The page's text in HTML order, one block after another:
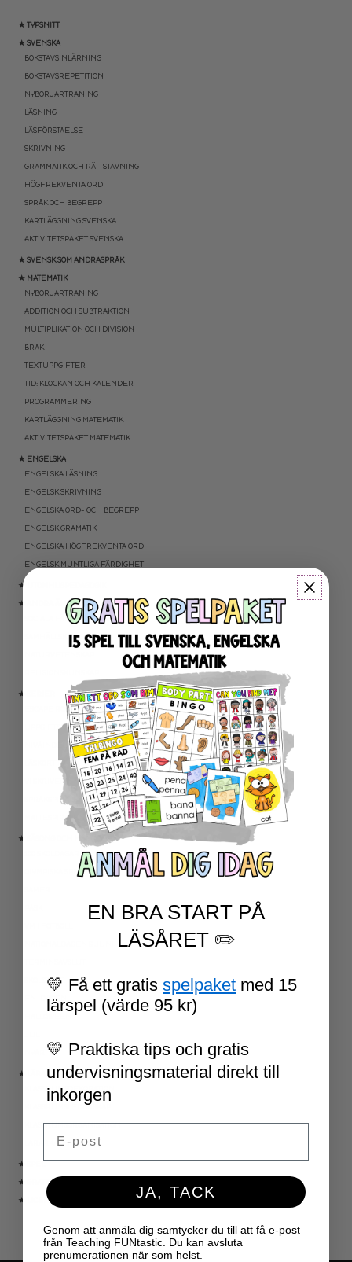
★ TYPSNITT
★ SVENSKA
BOKSTAVSINLÄRNING
BOKSTAVSREPETITION
NYBÖRJARTRÄNING
LÄSNING
LÄSFÖRSTÅELSE
SKRIVNING
GRAMMATIK OCH RÄTTSTAVNING
HÖGFREKVENTA ORD
SPRÅK OCH BEGREPP
KARTLÄGGNING SVENSKA
AKTIVITETSPAKET SVENSKA
★ SVENSK SOM ANDRASPRÅK
★ MATEMATIK
NYBÖRJARTRÄNING
ADDITION OCH SUBTRAKTION
MULTIPLIKATION OCH DIVISION
BRÅK
TEXTUPPGIFTER
TID: KLOCKAN OCH KALENDER
PROGRAMMERING
KARTLÄGGNING MATEMATIK
AKTIVITETSPAKET MATEMATIK
★ ENGELSKA
ENGELSKA LÄSNING
ENGELSK SKRIVNING
ENGELSKA ORD- OCH BEGREPP
ENGELSK GRAMATIK
ENGELSKA HÖGFREKVENTA ORD
ENGELSK MUNTLIGA FÄRDIGHET
★ UTOMHUSPEDAGOGIK
★ ANDRA ÄMNEN
SOCIALA FÄRDIGHETER
SAMHÄLLSKUNSKAP
★ SERIER
ESCAPE ROOMS
UPPGIFTSKORT SVENSKA
NIVÅINDELADE LÄSTEXTER
LÄSKORT FAKTA
VI SKRIVER
SPRÅKSPIRALEN
MATTESPIRALEN
★ SÄSONG OCH HÖGTIDER
OLYMPISKA SPELEN
SKOLSTART
FN-DAGEN
★ LÄRARVERKTYG
KLASSRUMSDEKORATION
KLASSRUMSLEDARSKAP
KLASSRUMSORGANISATION
LÄRARKALENDER
★ SPEL
★ GRATIS
★ LICENSER
EN BRA START PÅ
LÄSÅRET ✏️
💛 Få ett gratis spelpaket med 15
lärspel (värde 95 kr)
💛 Praktiska tips och gratis
undervisningsmaterial direkt till
inkorgen
JA, TACK
Genom att anmäla dig samtycker du till att få e-post
från Teaching FUNtastic. Du kan avsluta
prenumerationen när som helst.